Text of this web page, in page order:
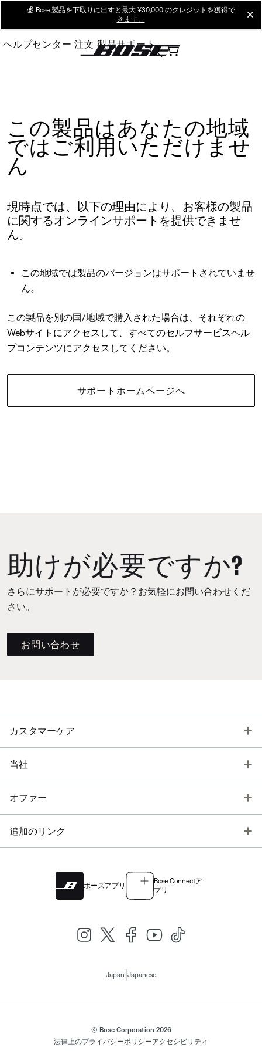
Main
💰 Bose 製品を下取りに出すと最大 ¥30,000 のクレジットを獲得で
きます。
ヘルプセンター 注文 製品サポート
この製品はあなたの地域
ではご利用いただけませ
ん
現時点では、以下の理由により、お客様の製品
に関するオンラインサポートを提供できませ
ん。
この地域では製品のバージョンはサポートされていませ
ん。
この製品を別の国/地域で購入された場合は、それぞれの
Webサイトにアクセスして、すべてのセルフサービスヘル
プコンテンツにアクセスしてください。
サポートホームページへ
助けが必要ですか?
さらにサポートが必要ですか？お気軽にお問い合わせくだ
さい。
お問い合わせ
カスタマーケア
当社
オファー
追加のリンク
ボーズアプリ
Bose Connectア
プリ
Japan Japanese
© Bose Corporation 2026
法律上のプライバシーポリシーアクセシビリティ